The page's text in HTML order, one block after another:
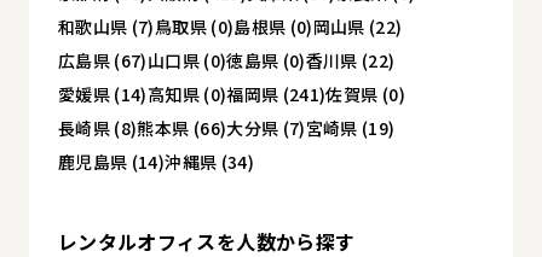
和歌山県 (7)鳥取県 (0)島根県 (0)岡山県 (22)
広島県 (67)山口県 (0)徳島県 (0)香川県 (22)
愛媛県 (14)高知県 (0)福岡県 (241)佐賀県 (0)
長崎県 (8)熊本県 (66)大分県 (7)宮崎県 (19)
鹿児島県 (14)沖縄県 (34)
レンタルオフィスを人数から探す